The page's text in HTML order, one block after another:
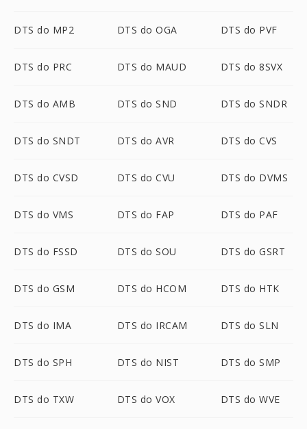
DTS do MP2 DTS do OGA DTS do PVF
DTS do PRC DTS do MAUD DTS do 8SVX
DTS do AMB DTS do SND DTS do SNDR
DTS do SNDT DTS do AVR DTS do CVS
DTS do CVSD DTS do CVU DTS do DVMS
DTS do VMS DTS do FAP DTS do PAF
DTS do FSSD DTS do SOU DTS do GSRT
DTS do GSM DTS do HCOM DTS do HTK
DTS do IMA DTS do IRCAM DTS do SLN
DTS do SPH DTS do NIST DTS do SMP
DTS do TXW DTS do VOX DTS do WVE